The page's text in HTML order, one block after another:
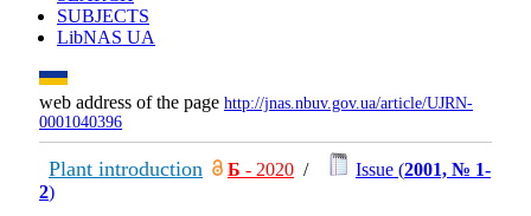
SUBJECTS
LibNAS UA
web address of the page http://jnas.nbuv.gov.ua/article/UJRN-
0001040396
Plant introduction Б - 2020 / Issue (2001, № 1-
2)